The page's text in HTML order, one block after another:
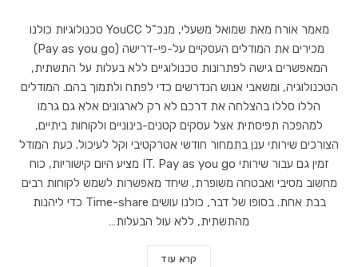
מאמר אורח מאת שמואל משעלי, מנכ"ל YouCC טכנולוגיות כולנו
מכירים את המודלים העסקיים על-פי-דרישה (Pay as you go)
המאפשרים גישה לפתרונות טכנולוגיים ללא בעלות על התשתית,
הטכנולוגיה, ומשאבי אנוש הנדרשים כדי לפתח ולתמוך בהם. המודלים
הללו סללו בהצלחה את דרכם לא רק לארגונים אלא גם גרמו
למהפכה תפיסתית אצל עסקים קטנים-בינוניים ולקוחות ביתיים,
הצורכים שירותי ענן בתמחור חודשי אטרקטיבי וקל לעיכול. כעת המודל
זמין גם עבור שירותי IT. Pay as you go מציע היום קישוריות, כוח
מחשוב מסיבי ואבטחה משופרת, שיחד מאפשרות לשמש לקוחות רבים
בבת אחת. בסופו של דבר, כולנו עושים Time-share כדי ליהנות
מהתשתית, ללא עול הבעלות…
קרא עוד